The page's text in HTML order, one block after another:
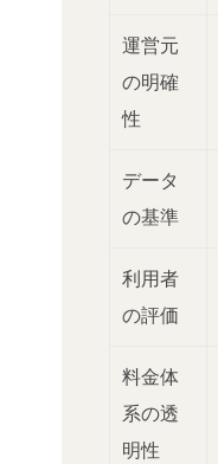
運営元
の明確
性
データ
の基準
利用者
の評価
料金体
系の透
明性